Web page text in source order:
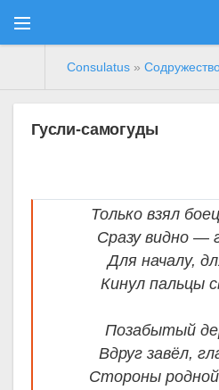
Consulatus »
Гусли-самогуды
Только взял
Сразу видно —
Для началу,
Кинул пальцы
Позабытый
Вдруг завёл,
Стороны